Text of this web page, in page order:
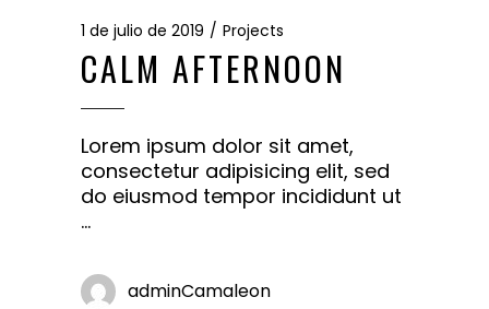
1 de julio de 2019 Projects
CALM AFTERNOON
Lorem ipsum dolor sit amet,
consectetur adipisicing elit, sed
do eiusmod tempor incididunt ut
adminCamaleon